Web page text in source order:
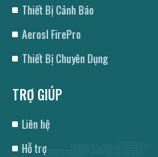
Thiết Bị Cảnh Báo
Aerosl FirePro
Thiết Bị Chuyên Dụng
TRỢ GIÚP
Liên hệ
Hỗ trợ